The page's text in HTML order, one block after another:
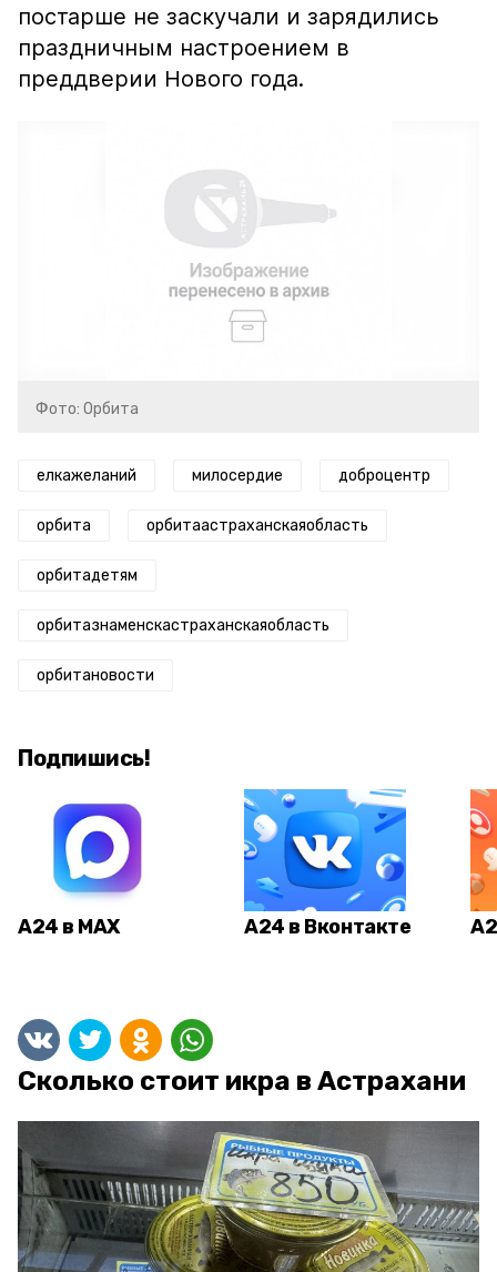
постарше не заскучали и зарядились
праздничным настроением в
преддверии Нового года.
Фото: Орбита
елкажеланий милосердие доброцентр
орбита орбитаастраханскаяобласть
орбитадетям
орбитазнаменскастраханскаяобласть
орбитановости
Подпишись!
А24 в MAX А24 в Вконтакте
Сколько стоит икра в Астрахани